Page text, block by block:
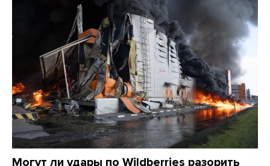
Могут ли удары по Wildberries разорить